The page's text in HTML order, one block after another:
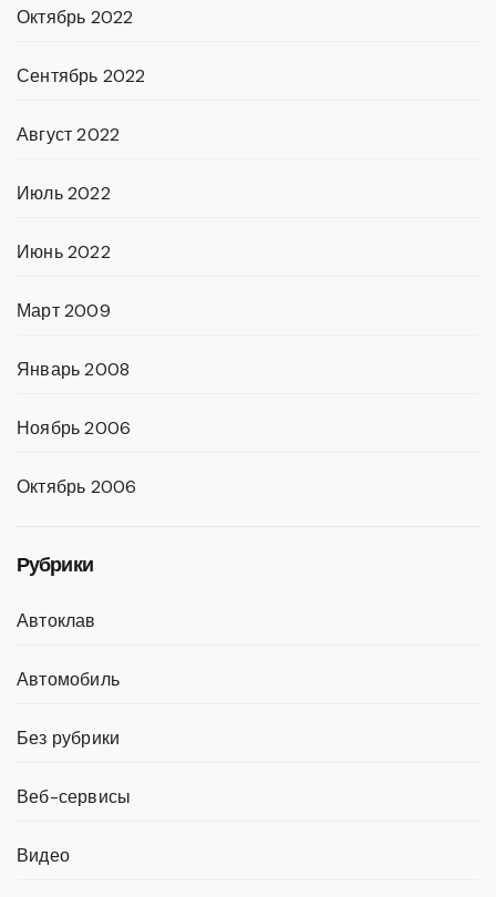
Октябрь 2022
Сентябрь 2022
Август 2022
Июль 2022
Июнь 2022
Март 2009
Январь 2008
Ноябрь 2006
Октябрь 2006
Рубрики
Автоклав
Автомобиль
Без рубрики
Веб-сервисы
Видео